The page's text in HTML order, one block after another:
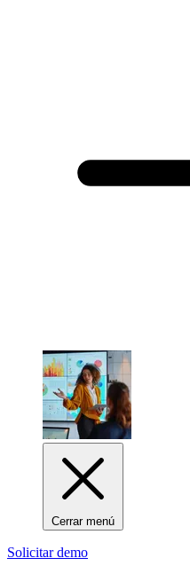
Cerrar menú
Solicitar demo